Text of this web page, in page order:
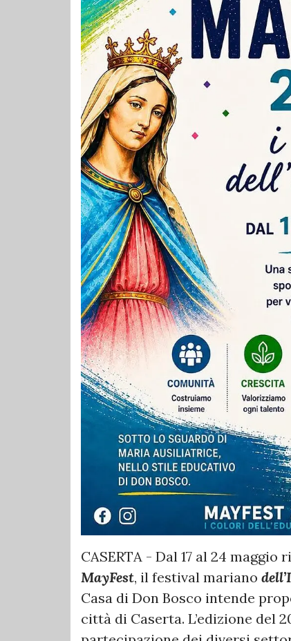
CASERTA - Dal 17 al 24
MayFest, il festival mariano
Casa di Don Bosco intende
città di Caserta. L’edizione del